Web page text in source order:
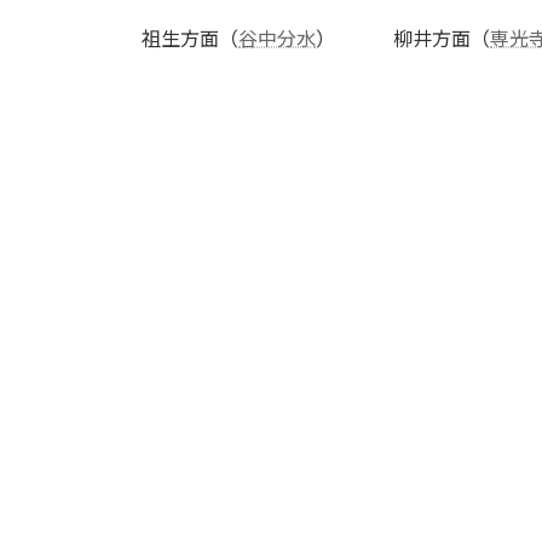
祖生方面（谷中分水） 柳井方面（専光